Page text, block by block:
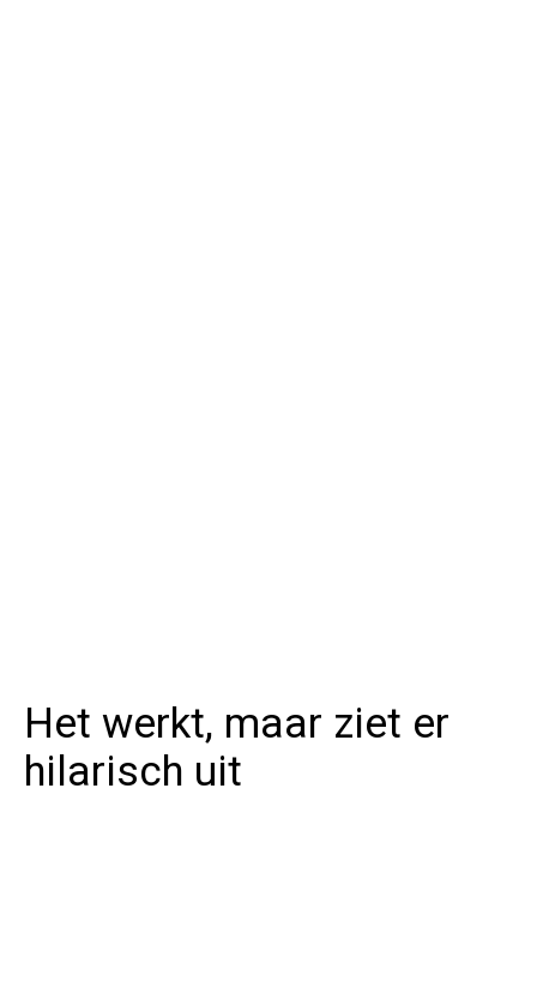
Het werkt, maar ziet er
hilarisch uit